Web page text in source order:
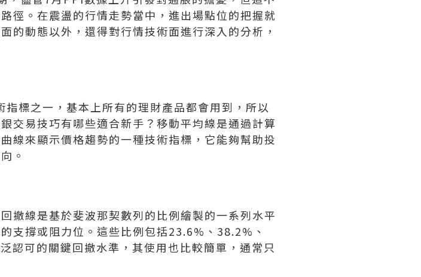
徑。在震盪的行情走勢當中，進出場點位的把握就
的動態以外，還得對行情技術面進行深入的分析，
標之一，基本上所有的理財產品都會用到，所以
交易技巧有哪些適合新手？移動平均線是通過計算
線來顯示價格趨勢的一種技術指標，它能夠幫助投
。
撤線是基於斐波那契數列的比例繪製的一系列水平
支撐或阻力位。這些比例包括23.6%、38.2%、
可的關鍵回撤水準，其使用也比較簡單，通常只